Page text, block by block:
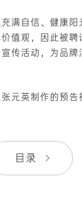
满自信、健康阳
值观，因此被
传活动，为品
元英制作的预告
目录